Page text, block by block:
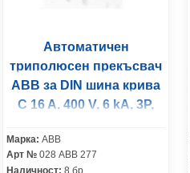
Автоматичен
триполюсен прекъсвач
ABB за DIN шина крива
C 16 A, 400 V, 6 kA, 3P,
Марка: ABB
Арт № 028 ABB 277
Наличност: 8 бр